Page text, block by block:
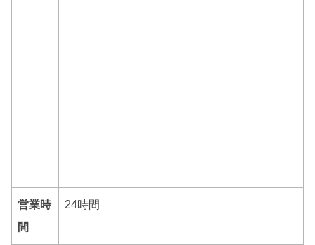
営業時
間
24時間